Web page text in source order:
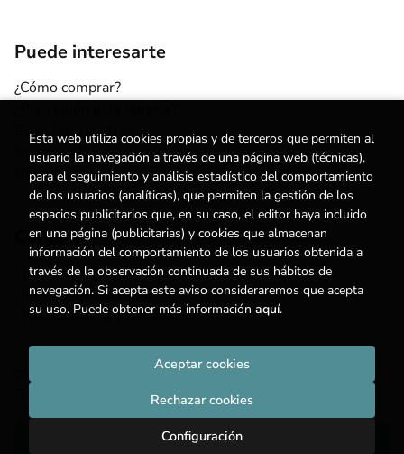
Añadir a mi cesta
Puede interesarte
¿Cómo comprar?
Escuelas y centros
Nuestros Servicios
Noticias
Contacto
(+34) 615 55 96 54
info@degestalt.com
Formulario de contacto
2026 ©
. Todos los Derechos Reservados |
Esta web utiliza cookies propias y de terceros que permiten al
usuario la navegación a través de una página web (técnicas),
para el seguimiento y análisis estadístico del comportamiento
de los usuarios (analíticas), que permiten la gestión de los
espacios publicitarios que, en su caso, el editor haya incluido
en una página (publicitarias) y cookies que almacenan
información del comportamiento de los usuarios obtenida a
través de la observación continuada de sus hábitos de
navegación. Si acepta este aviso consideraremos que acepta
su uso. Puede obtener más información aquí.
Configuración
Rechazar cookies
Aceptar cookies